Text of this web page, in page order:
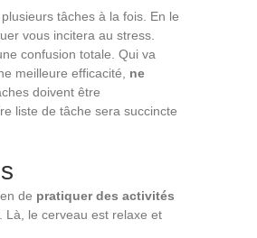
tâches à la fois. En le
vous incitera au stress.
confusion totale. Qui va
meilleure efficacité, ne
doivent être
liste de tâche sera succincte
de pratiquer des activités
Là, le cerveau est relaxe et